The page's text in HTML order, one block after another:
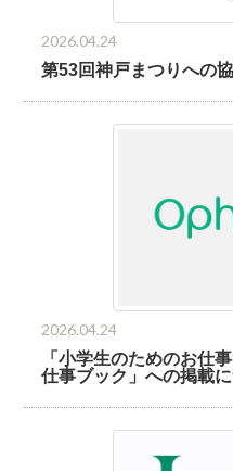
2026.04.24
第53回神戸まつりへの
2026.04.24
「小学生のためのお仕
仕事ブック」への掲載